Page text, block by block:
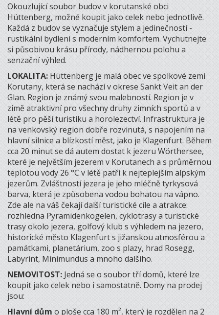
Okouzlující soubor budov v korutanské obci
Hüttenberg, možné koupit jako celek nebo jednotlivě.
Každá z budov se vyznačuje stylem a jedinečností -
rustikální bydlení s moderním komfortem. Vychutnejte
si působivou krásu přírody, nádhernou polohu a
senzační výhled.
LOKALITA: Hüttenberg je malá obec ve spolkové zemi
Korutany, která se nachází v okrese Sankt Veit an der
Glan. Region je známý svou malebností. Region je v
zimě atraktivní pro všechny druhy zimních sportů a v
létě pro pěší turistiku a horolezectví. Infrastruktura je
na venkovský region dobře rozvinutá, s napojením na
hlavní silnice a blízkostí měst, jako je Klagenfurt. Během
cca 20 minut se dá autem dostat k jezeru Wörthersee,
které je největším jezerem v Korutanech a s průměrnou
teplotou vody 26 °C v létě patří k nejteplejším alpským
jezerům. Zvláštností jezera je jeho mléčně tyrkysová
barva, která je způsobena vodou bohatou na vápno.
Zde ale na váš čekají další turistické cíle a atrakce:
rozhledna Pyramidenkogelen, cyklotrasy a turistické
trasy okolo jezera, golfový klub s výhledem na jezero,
historické město Klagenfurt s jižanskou atmosférou a
památkami, planetárium, zoo s plazy, hrad Rosegg,
Labyrint, Minimundus a mnoho dalšího.
NEMOVITOST: Jedná se o soubor tří domů, které lze
koupit jako celek nebo i samostatně. Domy na prodej
jsou:
Hlavní dům o ploše cca 180 m², který je rozdělen na 2